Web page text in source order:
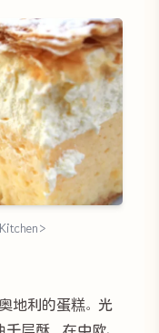
地利的蛋糕。光